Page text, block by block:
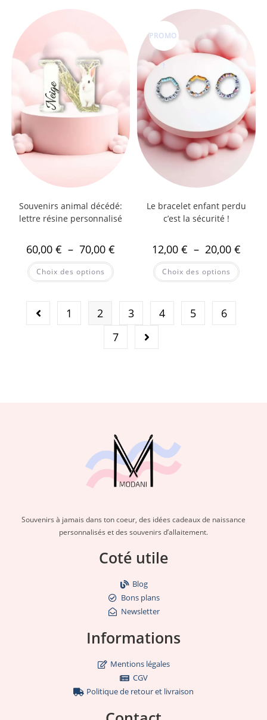
Souvenirs animal décédé:
lettre résine personnalisé
60,00 € – 70,00 €
Choix des options
PROMO
!
Le bracelet enfant perdu
c’est la sécurité !
12,00€ – 20,00€
Choix des options
1 2 3 4 5
6
7
Souvenirs à jamais dans ton coeur, des idées cadeaux de naissance
personnalisés et des souvenirs d’allaitement.
Coté utile
Blog
Bons plans
Newsletter
Informations
Mentions légales
CGV
Politique de retour et livraison